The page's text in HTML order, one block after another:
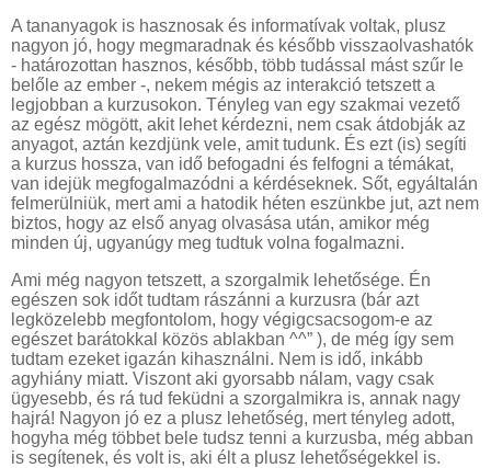
A tananyagok is hasznosak és informatívak voltak, plusz
nagyon jó, hogy megmaradnak és később visszaolvashatók
- határozottan hasznos, később, több tudással mást szűr le
belőle az ember -, nekem mégis az interakció tetszett a
legjobban a kurzusokon. Tényleg van egy szakmai vezető
az egész mögött, akit lehet kérdezni, nem csak átdobják az
anyagot, aztán kezdjünk vele, amit tudunk. És ezt (is) segíti
a kurzus hossza, van idő befogadni és felfogni a témákat,
van idejük megfogalmazódni a kérdéseknek. Sőt, egyáltalán
felmerülniük, mert ami a hatodik héten eszünkbe jut, azt nem
biztos, hogy az első anyag olvasása után, amikor még
minden új, ugyanúgy meg tudtuk volna fogalmazni.
Ami még nagyon tetszett, a szorgalmik lehetősége. Én
egészen sok időt tudtam rászánni a kurzusra (bár azt
legközelebb megfontolom, hogy végigcsacsogom-e az
egészet barátokkal közös ablakban ^^” ), de még így sem
tudtam ezeket igazán kihasználni. Nem is idő, inkább
agyhiány miatt. Viszont aki gyorsabb nálam, vagy csak
ügyesebb, és rá tud feküdni a szorgalmikra is, annak nagy
hajrá! Nagyon jó ez a plusz lehetőség, mert tényleg adott,
hogyha még többet bele tudsz tenni a kurzusba, még abban
is segítenek, és volt is, aki élt a plusz lehetőségekkel is.